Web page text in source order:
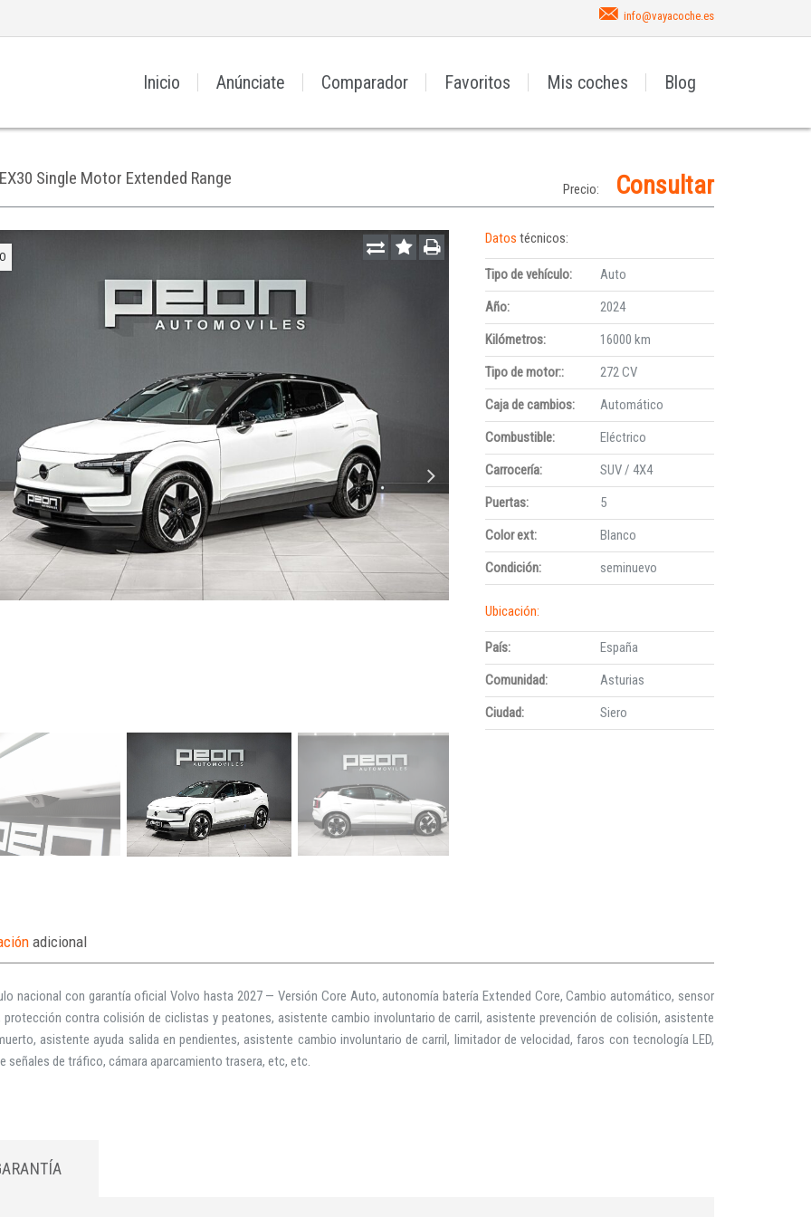
info@vayacoche.es
Inicio Anúnciate Comparador Favoritos Mis coches Blog
Single Motor Extended Range
Precio: Consultar
Datostécnicos:
Tipo de vehículo:
Auto
Año:
2024
Kilómetros:
16000 km
Tipo de motor::
272 CV
Caja de cambios:
Automático
Combustible:
Eléctrico
Carrocería:
SUV / 4X4
Puertas:
5
Color ext:
Blanco
Condición:
seminuevo
Ubicación:
País:
España
Comunidad:
Asturias
Ciudad:
Siero
adicional
nacional con garantía oficial Volvo hasta 2027 — Versión Core Auto, autonomía batería Extended Core, Cambio automático, sensor
protección contra colisión de ciclistas y peatones, asistente cambio involuntario de carril, asistente prevención de colisión, asistente
asistente ayuda salida en pendientes, asistente cambio involuntario de carril, limitador de velocidad, faros con tecnología LED,
señales de tráfico, cámara aparcamiento trasera, etc, etc.